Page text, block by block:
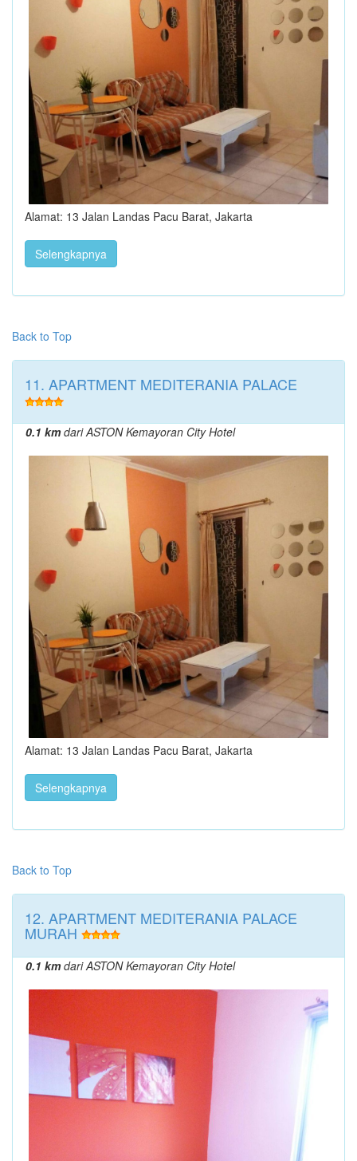
Alamat: 13 Jalan Landas Pacu Barat, Jakarta
Selengkapnya
Back to Top
11. APARTMENT MEDITERANIA PALACE
0.1 kmdari ASTON Kemayoran City Hotel
Alamat: 13 Jalan Landas Pacu Barat, Jakarta
Selengkapnya
Back to Top
12. APARTMENT MEDITERANIA PALACE
MURAH
0.1 kmdari ASTON Kemayoran City Hotel